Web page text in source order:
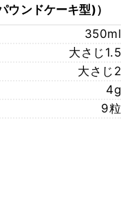
ンドケーキ型)）
350ml
大さじ1.5
大さじ2
4g
9粒